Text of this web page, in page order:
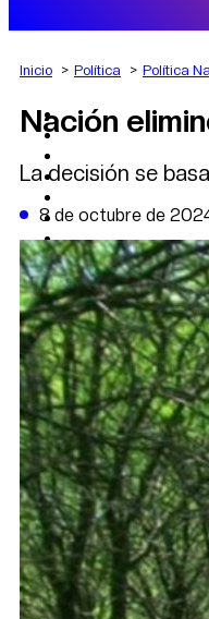
AGRO
DEPORTES
POLÍTICA
DATA FIRME
DE LA TRIBUNA
Inicio Política Política
Nación
La decisión se
8 de octubre de